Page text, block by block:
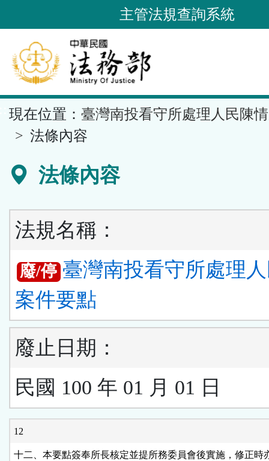
到
要
內
容
區
塊
主管法規查詢系統
現在位置： 臺灣南投看守所處理人民陳
法條內容
法條內容
法規名稱：
廢/停 臺灣南投看守所處理
案件要點
廢止日期：
民國 100 年 01 月 01 日
12
十二、本要點簽奉所長核定並提所務委員會後實施，修正時